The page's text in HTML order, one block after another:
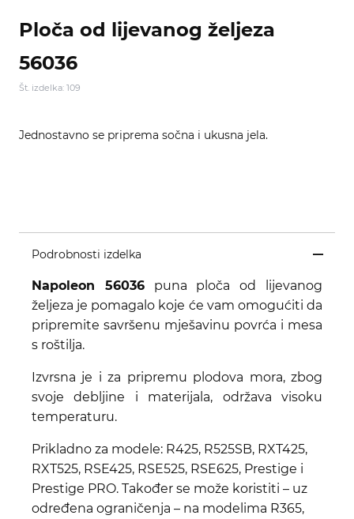
Ploča od lijevanog željeza
56036
Št. izdelka: 109
Jednostavno se priprema sočna i ukusna jela.
Podrobnosti izdelka
Napoleon 56036puna ploča od lijevanog
željeza je pomagalo koje će vam omogućiti da
pripremite savršenu mješavinu povrća i mesa
s roštilja.
Izvrsna je i za pripremu plodova mora, zbog
svoje debljine i materijala, održava visoku
temperaturu.
Prikladno za modele: R425, R525SB, RXT425,
RXT525, RSE425, RSE525, RSE625, Prestige i
Prestige PRO. Također se može koristiti – uz
određena ograničenja – na modelima R365,